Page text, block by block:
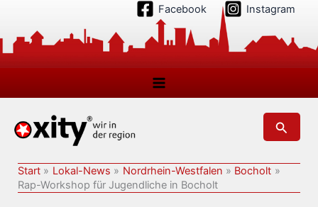
springen
Facebook Instagram
Suchen
Start Lokal-News Nordrhein-Westfalen
Bocholt
Rap-Workshop für Jugendliche in Bocholt